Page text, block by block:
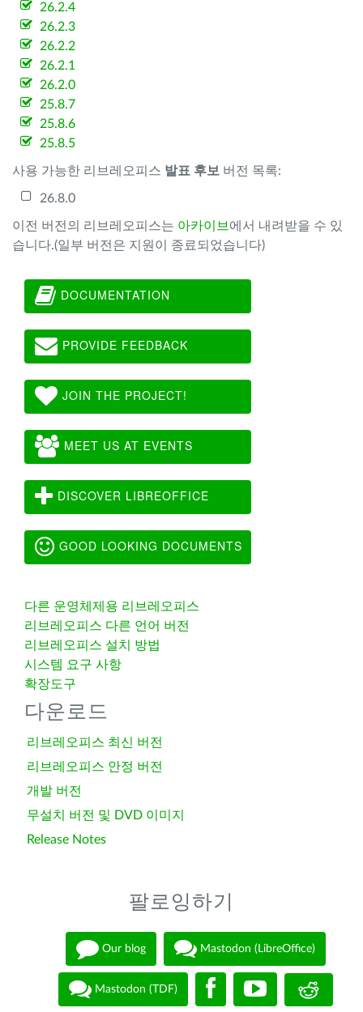
26.2.4
26.2.3
26.2.2
26.2.1
26.2.0
25.8.7
25.8.6
25.8.5
사용 가능한 리브레오피스 발표 후보 버전 목록:
26.8.0
이전 버전의 리브레오피스는 아카이브 에서 내려받을 수 있
습니다.(일부 버전은 지원이 종료되었습니다)
DOCUMENTATION
PROVIDE FEEDBACK
JOIN THE PROJECT!
MEET US AT EVENTS
DISCOVER LIBREOFFICE
GOOD LOOKING DOCUMENTS
다른 운영체제용 리브레오피스
리브레오피스 다른 언어 버전
리브레오피스 설치 방법
시스템 요구 사항
확장도구
다운로드
리브레오피스 최신 버전
리브레오피스 안정 버전
개발 버전
무설치 버전 및 DVD 이미지
Release Notes
팔로잉하기
Our blog Mastodon (LibreOffice)
Mastodon (TDF)